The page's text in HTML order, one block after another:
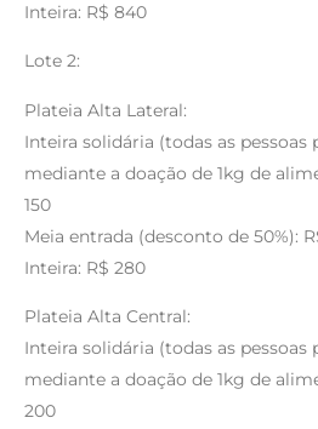
Inteira: R$ 840
Lote 2:
Plateia Alta Lateral:
Inteira solidária (todas as
mediante a doação de 1kg de
150
Meia entrada (desconto de 50%):
Inteira: R$ 280
Plateia Alta Central:
Inteira solidária (todas as
mediante a doação de 1kg de
200